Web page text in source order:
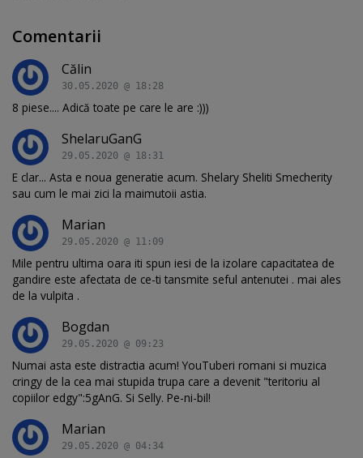
Comentarii
Călin
30.05.2020 @ 18:28
8 piese.... Adică toate pe care le are :)))
ShelaruGanG
29.05.2020 @ 18:31
E clar... Asta e noua generatie acum. Shelary Sheliti Smecherity
sau cum le mai zici la maimutoii astia.
Marian
29.05.2020 @ 11:09
Mile pentru ultima oara iti spun iesi de la izolare capacitatea de
gandire este afectata de ce-ti tansmite seful antenutei . mai ales
de la vulpita .
Bogdan
29.05.2020 @ 09:23
Numai asta este distractia acum! YouTuberi romani si muzica
cringy de la cea mai stupida trupa care a devenit "teritoriu al
copiilor edgy":5gAnG. Si Selly. Pe-ni-bil!
Marian
29.05.2020 @ 04:34